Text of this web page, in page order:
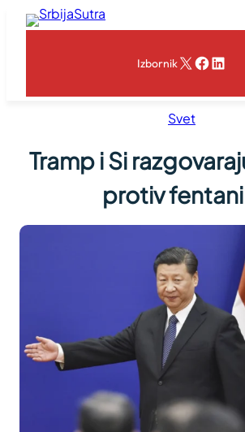
Skoči
IzbornikX
Svet
Tramp i Si
protiv